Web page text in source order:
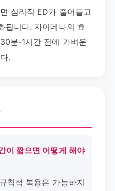
심리적 ED가 줄어들고
됩니다. 자이데나의 효
분-1시간 전에 가벼운
.
이 짧으면 어떻게 해야
칙적 복용은 가능하지